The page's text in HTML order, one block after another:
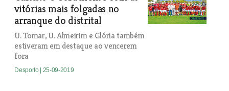
vitórias mais folgadas no
arranque do distrital
U. Tomar, U. Almeirim e Glória também
estiveram em destaque ao vencerem
fora
Desporto | 25-09-2019